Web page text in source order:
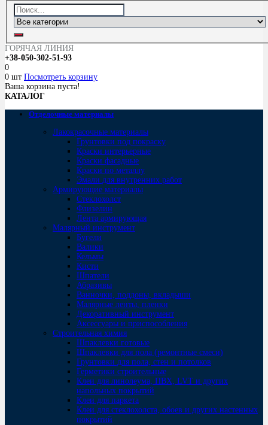
ГОРЯЧАЯ ЛИНИЯ
+38-050-302-51-93
0
0 шт Посмотреть корзину
Ваша корзина пуста!
КАТАЛОГ
Отделочные материалы
Лакокрасочные материалы
Грунтовки под покраску
Краски интерьерные
Краски фасадные
Краски по металлу
Эмали для внутренних работ
Армирующие материалы
Стеклохолст
Флизелин
Лента армирующая
Малярный инструмент
Бугели
Валики
Кельмы
Кисти
Шпатели
Абразивы
Ванночки, поддоны, вкладыши
Малярные ленты, пленки
Декоративный инструмент
Аксессуары и приспособления
Строительная химия
Шпаклевки готовые
Шпаклевки для пола (ремонтные смеси)
Грунтовки для пола, стен и потолков
Герметики строительные
Клеи для линолеума, ПВХ, LVT и других
напольных покрытий
Клеи для паркета
Клеи для стеклохолста, обоев и других настенных
покрытий